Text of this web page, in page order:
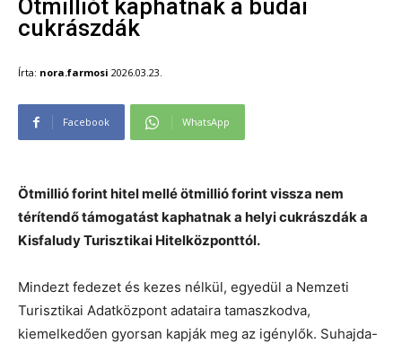
Ötmilliót kaphatnak a budai
cukrászdák
Írta: nora.farmosi 2026.03.23.
Facebook WhatsApp
Ötmillió forint hitel mellé ötmillió forint vissza nem
térítendő támogatást kaphatnak a helyi cukrászdák a
Kisfaludy Turisztikai Hitelközponttól.
Mindezt fedezet és kezes nélkül, egyedül a Nemzeti
Turisztikai Adatközpont adataira tamaszkodva,
kiemelkedően gyorsan kapják meg az igénylők. Suhajda-